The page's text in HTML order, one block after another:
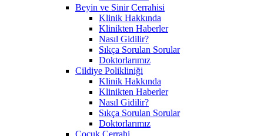
Beyin ve Sinir Cerrahisi
Klinik Hakkında
Klinikten Haberler
Nasıl Gidilir?
Sıkça Sorulan Sorular
Doktorlarımız
Cildiye Polikliniği
Klinik Hakkında
Klinikten Haberler
Nasıl Gidilir?
Sıkça Sorulan Sorular
Doktorlarımız
Çocuk Cerrahi